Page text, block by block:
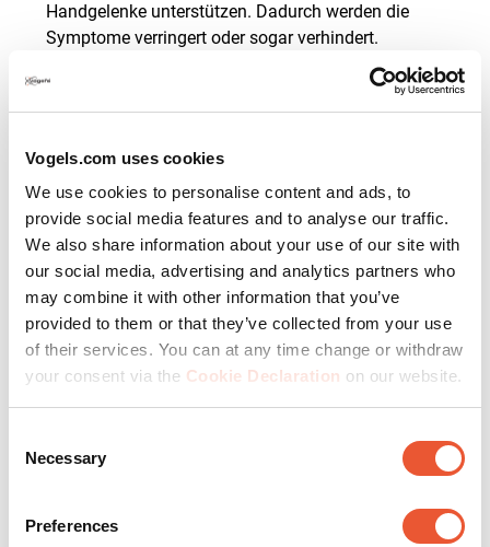
Vogels.com uses cookies
We use cookies to personalise content and ads, to
provide social media features and to analyse our traffic.
We also share information about your use of our site with
our social media, advertising and analytics partners who
may combine it with other information that you’ve
provided to them or that they’ve collected from your use
of their services. You can at any time change or withdraw
your consent via the Cookie Declaration on our website.
Selection
Necessary
Preferences
Handgelenke unterstützen. Dadurch werden die
Symptome verringert oder sogar verhindert.
Warum MOMO Ihr bester
Freund